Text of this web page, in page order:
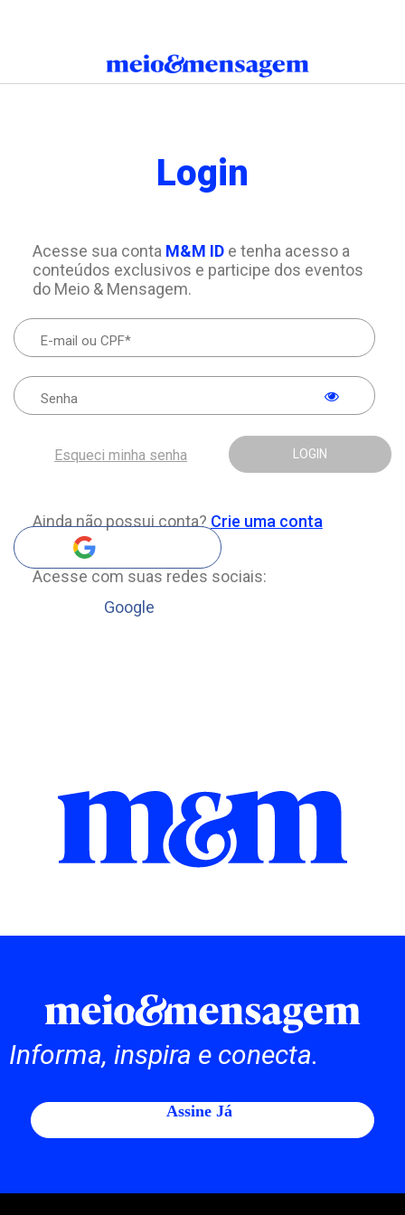
Login
Acesse sua conta M&M IDe tenha acesso a
conteúdos exclusivos e participe dos eventos
do Meio & Mensagem.
LOGIN
Esqueci minha senha
Ainda não possui conta? Crie uma conta
Acesse com suas redes sociais:
Google
Informa, inspira e conecta.
Assine Já